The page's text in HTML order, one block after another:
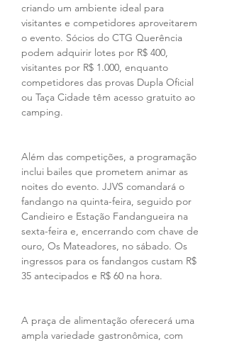
criando um ambiente ideal para
visitantes e competidores aproveitarem
o evento. Sócios do CTG Querência
podem adquirir lotes por R$ 400,
visitantes por R$ 1.000, enquanto
competidores das provas Dupla Oficial
ou Taça Cidade têm acesso gratuito ao
camping.
Além das competições, a programação
inclui bailes que prometem animar as
noites do evento. JJVS comandará o
fandango na quinta-feira, seguido por
Candieiro e Estação Fandangueira na
sexta-feira e, encerrando com chave de
ouro, Os Mateadores, no sábado. Os
ingressos para os fandangos custam R$
35 antecipados e R$ 60 na hora.
A praça de alimentação oferecerá uma
ampla variedade gastronômica, com